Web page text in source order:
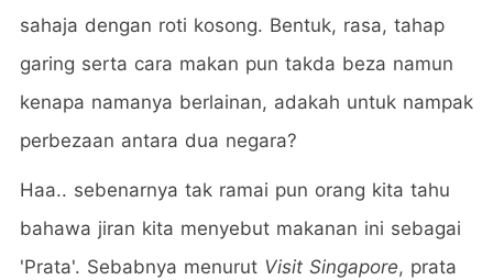
sahaja dengan roti kosong. Bentuk, rasa, tahap
garing serta cara makan pun takda beza namun
kenapa namanya berlainan, adakah untuk nampak
perbezaan antara dua negara?
Haa.. sebenarnya tak ramai pun orang kita tahu
bahawa jiran kita menyebut makanan ini sebagai
'Prata'. Sebabnya menurut Visit Singapore, prata